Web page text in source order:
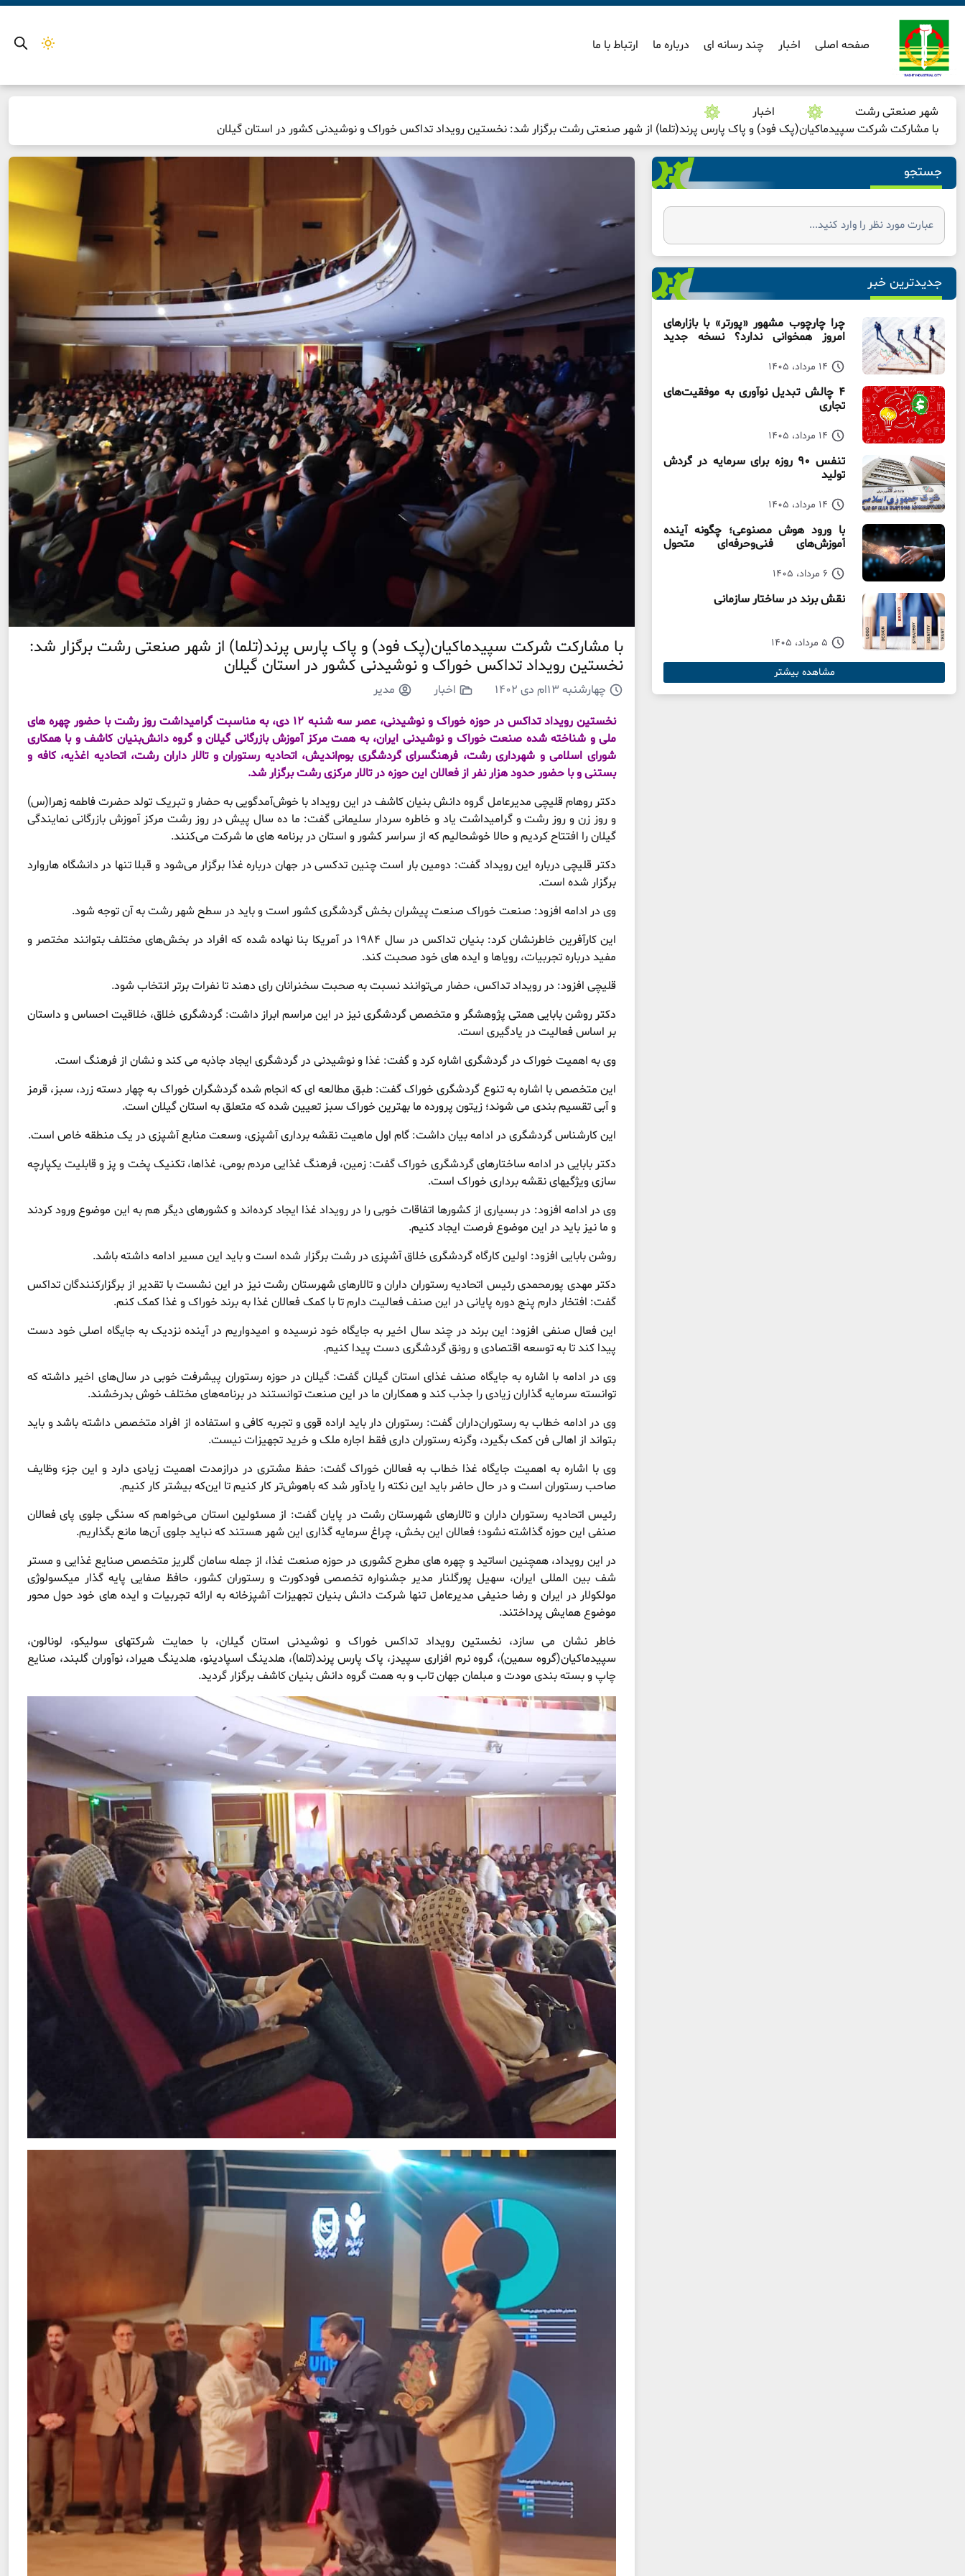
صفحه اصلی اخبار چند رسانه ای درباره ما ارتباط با ما
شهر صنعتی رشت
اخبار
با مشارکت شرکت سپیدماکیان(پک فود) و پاک پارس پرند(تلما) از شهر صنعتی رشت برگزار شد: نخستین رویداد تداکس خوراک و نوشیدنی کشور در استان گیلان
جستجو
جدیدترین خبر
چرا چارچوب مشهور «پورتر» با بازارهای
امروز همخوانی ندارد؟ نسخه جدید
14 مرداد، 1405
۴ چالش تبدیل نوآوری به موفقیت‌های
تجاری
14 مرداد، 1405
تنفس ۹۰ روزه برای سرمایه در گردش
تولید
14 مرداد، 1405
با ورود هوش مصنوعی؛ چگونه آینده
آموزش‌های فنی‌وحرفه‌ای متحول
6 مرداد، 1405
نقش برند در ساختار سازمانی
5 مرداد، 1405
مشاهده بیشتر
با مشارکت شرکت سپیدماکیان(پک فود) و پاک پارس پرند(تلما) از شهر صنعتی رشت برگزار شد:
نخستین رویداد تداکس خوراک و نوشیدنی کشور در استان گیلان
چهارشنبه ۱۳ام دی ۱۴۰۲ اخبار
مدیر
نخستین رویداد تداکس در حوزه خوراک و نوشیدنی، عصر سه شنبه ۱۲ دی، به مناسبت گرامیداشت روز رشت با حضور چهره های
ملی و شناخته شده صنعت خوراک و نوشیدنی ایران، به همت مرکز آموزش بازرگانی گیلان و گروه دانش‌بنیان کاشف و با همکاری
شورای اسلامی و شهرداری رشت، فرهنگسرای گردشگری بوم‌اندیش، اتحادیه رستوران و تالار داران رشت، اتحادیه اغذیه، کافه و
بستنی و با حضور حدود هزار نفر از فعالان این حوزه در تالار مرکزی رشت برگزار شد.
دکتر روهام قلیچی مدیرعامل گروه دانش بنیان کاشف در این رویداد با خوش‌آمدگویی به حضار و تبریک تولد حضرت فاطمه زهرا(س)
و روز زن و روز رشت و گرامیداشت یاد و خاطره سردار سلیمانی گفت: ما ده سال پیش در روز رشت مرکز آموزش بازرگانی نمایندگی
گیلان را افتتاح کردیم و حالا خوشحالیم که از سراسر کشور و استان در برنامه های ما شرکت می‌کنند.
دکتر قلیچی درباره این رویداد گفت: دومین بار است چنین تدکسی در جهان درباره غذا برگزار می‌شود و قبلا تنها در دانشگاه هاروارد
برگزار شده است.
وی در ادامه افزود: صنعت خوراک صنعت پیشران بخش گردشگری کشور است و باید در سطح شهر رشت به آن توجه شود‌.
این کارآفرین خاطرنشان کرد: بنیان تداکس در سال ۱۹۸۴ در آمریکا بنا نهاده شده که افراد در بخش‌های مختلف بتوانند مختصر و
مفید درباره تجربیات، رویاها و ایده‌ های خود صحبت کند.
قلیچی افزود: در رویداد تداکس، حضار می‌توانند نسبت به صحبت سخنرانان رای دهند تا نفرات برتر انتخاب شود.
دکتر روشن بابایی همتی پژوهشگر و متخصص گردشگری نیز در این مراسم ابراز داشت: گردشگری خلاق، خلاقیت احساس و داستان
بر اساس فعالیت در یادگیری است.
وی به اهمیت خوراک در گردشگری اشاره کرد و گفت: غذا و نوشیدنی در گردشگری ایجاد جاذبه می کند و نشان از فرهنگ است.
این متخصص با اشاره به تنوع گردشگری خوراک گفت: طبق مطالعه ای که انجام شده گردشگران خوراک به چهار دسته زرد، سبز، قرمز
و آبی تقسیم بندی می‌ شوند؛ زیتون پرورده ما بهترین خوراک سبز تعیین شده که متعلق به استان گیلان است.
این کارشناس گردشگری در ادامه بیان داشت: گام اول ماهیت نقشه برداری آشپزی، وسعت منابع آشپزی در یک منطقه خاص است.
دکتر بابایی در ادامه ساختارهای گردشگری خوراک گفت: زمین، فرهنگ غذایی مردم بومی، غذاها، تکنیک پخت و پز و قابلیت یکپارچه
سازی ویژگیهای نقشه برداری خوراک است.
وی در ادامه افزود: در بسیاری از کشورها اتفاقات خوبی را در رویداد غذا ایجاد کرده‌اند و کشورهای دیگر هم به این موضوع ورود کردند
و ما نیز باید در این موضوع فرصت ایجاد کنیم.
روشن بابایی افزود: اولین کارگاه گردشگری خلاق آشپزی در رشت برگزار شده است و باید این مسیر ادامه داشته باشد.
دکتر مهدی پورمحمدی رئیس اتحادیه رستوران‌ داران و تالارهای شهرستان رشت نیز در این نشست با تقدیر از برگزارکنندگان تداکس
گفت: افتخار دارم پنج دوره پایانی در این صنف فعالیت دارم تا با کمک فعالان غذا به برند خوراک و غذا کمک کنم.
این فعال صنفی افزود: این برند در چند سال اخیر به جایگاه خود نرسیده و امیدواریم در آینده نزدیک به جایگاه اصلی خود دست
پیدا کند تا به توسعه اقتصادی و رونق گردشگری دست پیدا کنیم.
وی در ادامه با اشاره به جایگاه صنف غذای استان گیلان گفت: گیلان در حوزه رستوران پیشرفت خوبی در سال‌های اخیر داشته که
توانسته سرمایه گذاران زیادی را جذب کند و همکاران ما در این صنعت توانستند در برنامه‌های مختلف خوش بدرخشند.
وی در ادامه خطاب به رستوران‌داران گفت: رستوران دار باید اراده قوی و تجربه کافی و استفاده از افراد متخصص داشته باشد و باید
بتواند از اهالی فن کمک بگیرد، وگرنه رستوران داری فقط اجاره ملک و خرید تجهیزات نیست.
وی با اشاره به اهمیت جایگاه غذا خطاب به فعالان خوراک گفت: حفظ مشتری در درازمدت اهمیت زیادی دارد و این جزء وظایف
صاحب رستوران است و در حال حاضر باید این نکته را یادآور شد که باهوش‌تر کار کنیم تا این‌که بیشتر کار کنیم.
رئیس اتحادیه رستوران‌ داران و تالارهای شهرستان رشت در پایان گفت: از مسئولین استان می‌خواهم که سنگی جلوی پای فعالان
صنفی این حوزه گذاشته نشود؛ فعالان این بخش، چراغ سرمایه گذاری این شهر هستند که نباید جلوی آن‌ها مانع بگذاریم.
در این رویداد، همچنین اساتید و چهره های مطرح کشوری در حوزه صنعت غذا، از جمله سامان گلریز متخصص صنایع غذایی و مستر
شف بین المللی ایران، سهیل پورگلنار مدیر جشنواره تخصصی فودکورت و رستوران کشور، حافظ صفایی پایه گذار میکسولوژی
مولکولار در ایران و رضا حنیفی مدیرعامل تنها شرکت دانش بنیان تجهیزات آشپزخانه به ارائه تجربیات و ایده های خود حول محور
موضوع همایش پرداختند.
خاطر نشان می سازد، نخستین رویداد تداکس خوراک و نوشیدنی استان گیلان، با حمایت شرکتهای سولیکو، لونالون،
سپیدماکیان(گروه سمین)، گروه نرم افزاری سپیدز، پاک پارس پرند(تلما)، هلدینگ اسپادینو، هلدینگ هیراد، نوآوران گلبند، صنایع
چاپ و بسته بندی مودت و مبلمان جهان تاب و به همت گروه دانش بنیان کاشف برگزار گردید.